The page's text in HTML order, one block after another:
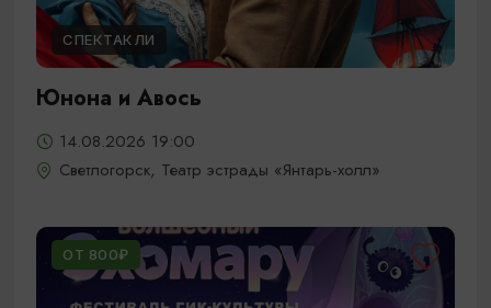
СПЕКТАКЛИ
Юнона и Авось
14.08.2026 19:00
Светлогорск, Театр эстрады «Янтарь-холл»
ОТ 800₽